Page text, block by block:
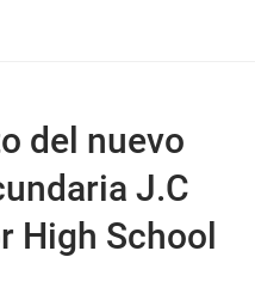
del nuevo
J.C
High School